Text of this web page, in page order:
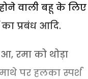
वाली बहू के लिए
प्रबंध आदि.
रमा को थोड़ा
पर हलका स्पर्श